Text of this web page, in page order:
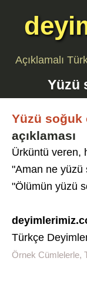
Açıklamalı
Yüzü
Yüzü soğuk
açıklaması
Ürküntü veren,
"Aman ne yüzü
"Ölümün yüzü
Türkçe
Örnek Cümlelerle,